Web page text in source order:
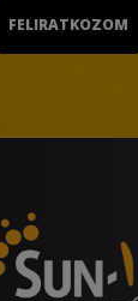
FELIRATKOZOM